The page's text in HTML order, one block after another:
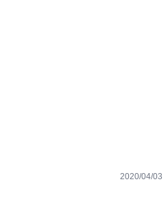
2020/04/03